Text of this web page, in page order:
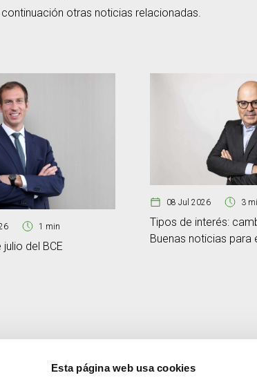
Esta página web usa cookies
continuación otras noticias relacionadas.
1 min
julio del BCE
08 Jul 2026 3
Tipos de interés:
Buenas noticias para